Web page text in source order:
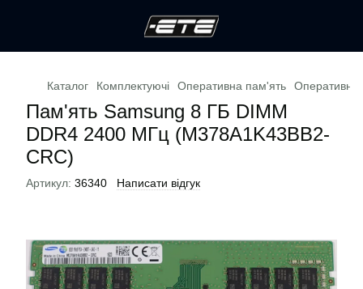
Каталог Комплектуючі Оперативна пам'ять Оперативна
Пам'ять Samsung 8 ГБ DIMM
DDR4 2400 МГц (M378A1K43BB2-
CRC)
Артикул: 36340 Написати відгук